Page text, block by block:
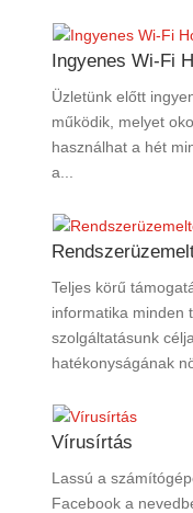
Ingyenes Wi-Fi
Üzletünk előtt
működik, melyet
használhat a hét
a...
Teljes körű
informatika minden
szolgáltatásunk
hatékonyságának
Vírusírtás
Lassú a
Facebook a